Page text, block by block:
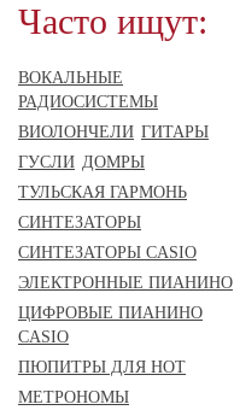
Часто ищут:
ВОКАЛЬНЫЕ
РАДИОСИСТЕМЫ
ВИОЛОНЧЕЛИ ГИТАРЫ
ГУСЛИ ДОМРЫ
ТУЛЬСКАЯ ГАРМОНЬ
СИНТЕЗАТОРЫ
СИНТЕЗАТОРЫ CASIO
ЭЛЕКТРОННЫЕ ПИАНИНО
ЦИФРОВЫЕ ПИАНИНО
CASIO
ПЮПИТРЫ ДЛЯ НОТ
МЕТРОНОМЫ